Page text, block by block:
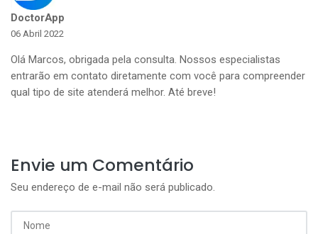
DoctorApp
06 Abril 2022
Olá Marcos, obrigada pela consulta. Nossos especialistas
entrarão em contato diretamente com você para compreender
qual tipo de site atenderá melhor. Até breve!
Envie um Comentário
Seu endereço de e-mail não será publicado.